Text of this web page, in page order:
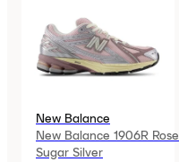
New Balance
New Balance 1906R Rose
Sugar Silver